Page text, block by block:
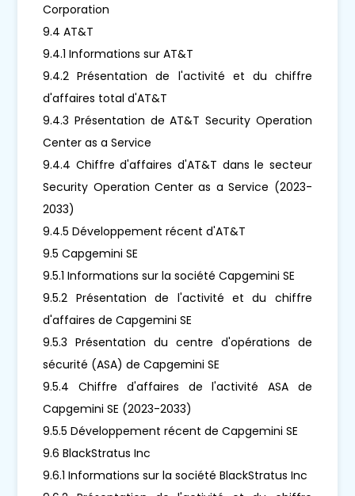
Corporation
9.4 AT&T
9.4.1 Informations sur AT&T
9.4.2 Présentation de l'activité et du chiffre
d'affaires total d'AT&T
9.4.3 Présentation de AT&T Security Operation
Center as a Service
9.4.4 Chiffre d'affaires d'AT&T dans le secteur
Security Operation Center as a Service (2023-
2033)
9.4.5 Développement récent d'AT&T
9.5 Capgemini SE
9.5.1 Informations sur la société Capgemini SE
9.5.2 Présentation de l'activité et du chiffre
d'affaires de Capgemini SE
9.5.3 Présentation du centre d'opérations de
sécurité (ASA) de Capgemini SE
9.5.4 Chiffre d'affaires de l'activité ASA de
Capgemini SE (2023-2033)
9.5.5 Développement récent de Capgemini SE
9.6 BlackStratus Inc
9.6.1 Informations sur la société BlackStratus Inc